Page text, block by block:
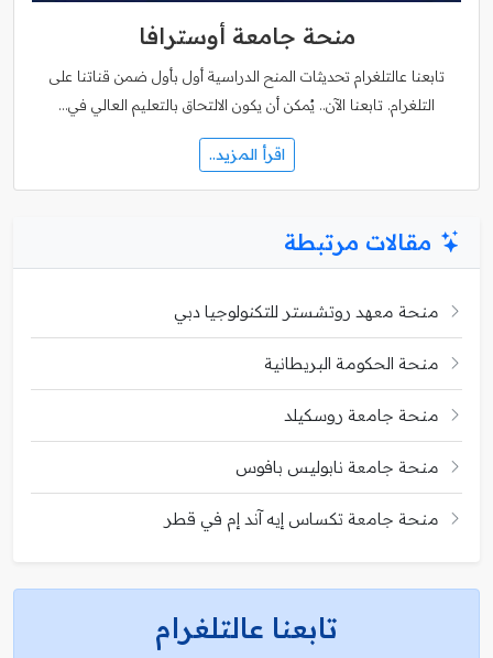
منحة جامعة أوسترافا
تابعنا عالتلغرام تحديثات المنح الدراسية أول بأول ضمن قناتنا على
التلغرام. تابعنا الآن.. يُمكن أن يكون الالتحاق بالتعليم العالي في…
اقرأ المزيد..
مقالات مرتبطة
منحة معهد روتشستر للتكنولوجيا دبي
منحة الحكومة البريطانية
منحة جامعة روسكيلد
منحة جامعة نابوليس بافوس
منحة جامعة تكساس إيه آند إم في قطر
تابعنا عالتلغرام